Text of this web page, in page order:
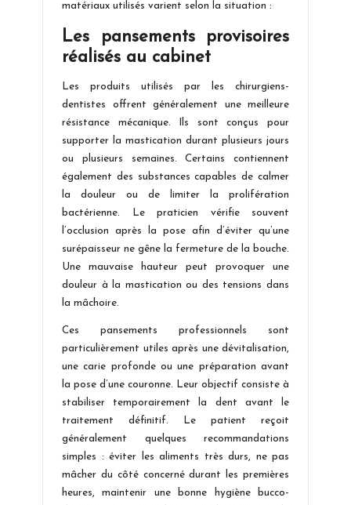
matériaux utilisés varient selon la situation :
Les pansements provisoires
réalisés au cabinet
Les produits utilisés par les chirurgiens-
dentistes offrent généralement une meilleure
résistance mécanique. Ils sont conçus pour
supporter la mastication durant plusieurs jours
ou plusieurs semaines. Certains contiennent
également des substances capables de calmer
la douleur ou de limiter la prolifération
bactérienne. Le praticien vérifie souvent
l’occlusion après la pose afin d’éviter qu’une
surépaisseur ne gêne la fermeture de la bouche.
Une mauvaise hauteur peut provoquer une
douleur à la mastication ou des tensions dans
la mâchoire.
Ces pansements professionnels sont
particulièrement utiles après une dévitalisation,
une carie profonde ou une préparation avant
la pose d’une couronne. Leur objectif consiste à
stabiliser temporairement la dent avant le
traitement définitif. Le patient reçoit
généralement quelques recommandations
simples : éviter les aliments très durs, ne pas
mâcher du côté concerné durant les premières
heures, maintenir une bonne hygiène bucco-